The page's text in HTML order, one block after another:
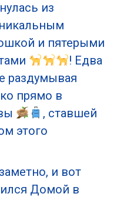
из
и пятерыми
! Едва
раздумывая
прямо в
, ставшей
этого
и вот
Домой в